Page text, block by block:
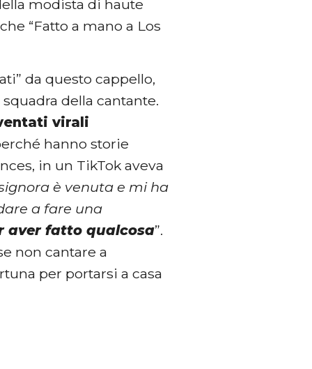
modista di haute
“Fatto a mano a Los
da questo cappello,
della cantante.
virali
hanno storie
in un TikTok aveva
è venuta e mi ha
a fare una
aver fatto qualcosa”.
non cantare a
per portarsi a casa